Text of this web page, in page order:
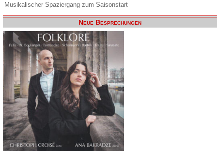
Musikalischer Spaziergang zum Saisonstart
Neue Besprechungen